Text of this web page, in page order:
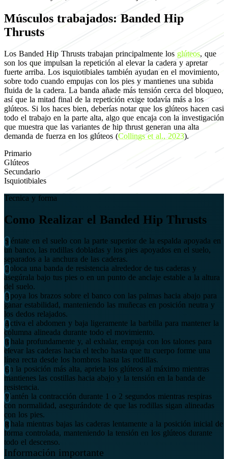
Músculos trabajados: Banded Hip
Thrusts
Los Banded Hip Thrusts trabajan principalmente los glúteos, que
son los que impulsan la repetición al elevar la cadera y apretar
fuerte arriba. Los isquiotibiales también ayudan en el movimiento,
sobre todo cuando empujas con los pies y mantienes una subida
fluida de la cadera. La banda añade más tensión cerca del bloqueo,
así que la mitad final de la repetición exige todavía más a los
glúteos. Si los haces bien, deberías notar que los glúteos hacen casi
todo el trabajo en la parte alta, algo que encaja con la investigación
que muestra que las variantes de hip thrust generan una alta
demanda de fuerza en los glúteos (Collings et al., 2023).
Primario
Glúteos
Secundario
Isquiotibiales
Tecnica y forma
Como Realizar el Banded Hip Thrusts
Siéntate en el suelo con la parte superior de la espalda apoyada en
un banco, las rodillas dobladas y los pies apoyados en el suelo,
separados a la anchura de las caderas.
Coloca una banda de resistencia alrededor de tus caderas y
asegúrala bajo tus pies o en un punto de anclaje estable a la altura
del suelo.
Apoya los brazos sobre el banco con las palmas hacia abajo para
ganar estabilidad, manteniendo las muñecas en posición neutra y
los dedos relajados.
Activa el abdomen y baja ligeramente la barbilla para mantener la
columna alineada durante todo el movimiento.
Inhala profundamente y, al exhalar, empuja con los talones para
elevar las caderas hacia el techo hasta que tu cuerpo forme una
línea recta desde los hombros hasta las rodillas.
En la posición más alta, aprieta los glúteos al máximo mientras
mantienes las costillas hacia abajo y la tensión en la banda de
resistencia.
Mantén la contracción durante 1 o 2 segundos mientras respiras
con normalidad, asegurándote de que las rodillas sigan alineadas
con los pies.
Inhala mientras bajas las caderas lentamente a la posición inicial de
forma controlada, manteniendo la tensión en los glúteos durante
todo el descenso.
Información importante